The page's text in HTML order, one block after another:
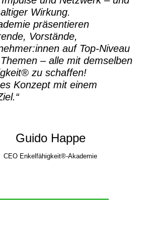
Wirkung.
präsentieren
Vorstände,
auf Top-Niveau
– alle mit demselben
zu schaffen!
Konzept mit einem
Guido Happe
CEO Enkelfähigkeit®-Akademie